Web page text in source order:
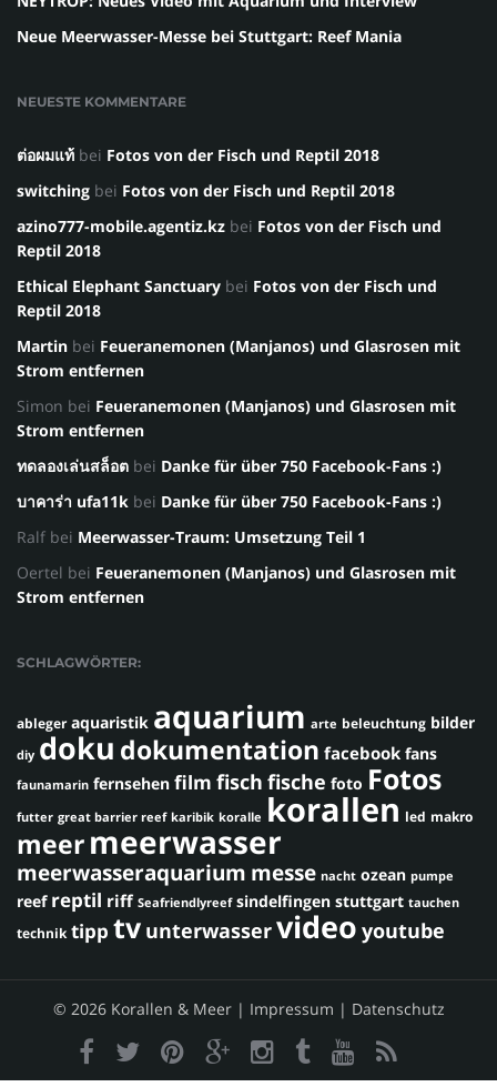
Neue Meerwasser-Messe bei Stuttgart: Reef Mania
NEUESTE KOMMENTARE
ต่อผมแท้ bei Fotos von der Fisch und Reptil 2018
switching bei Fotos von der Fisch und Reptil 2018
azino777-mobile.agentiz.kz bei Fotos von der Fisch und
Reptil 2018
Ethical Elephant Sanctuary bei Fotos von der Fisch und
Reptil 2018
Martin bei Feueranemonen (Manjanos) und Glasrosen mit
Strom entfernen
Simon bei Feueranemonen (Manjanos) und Glasrosen mit
Strom entfernen
ทดลองเล่นสล็อต bei Danke für über 750 Facebook-Fans :)
บาคาร่า ufa11k bei Danke für über 750 Facebook-Fans :)
Ralf bei Meerwasser-Traum: Umsetzung Teil 1
Oertel bei Feueranemonen (Manjanos) und Glasrosen mit
Strom entfernen
SCHLAGWÖRTER:
ableger aquaristik aquarium arte beleuchtung bilder
diy doku dokumentation facebook fans
faunamarin fernsehen film fisch fische foto Fotos
futter great barrier reef karibik koralle korallen led makro
meermeerwasser
meerwasseraquarium messe nacht ozean pumpe
reef reptil riff Seafriendlyreef sindelfingen stuttgart tauchen
technik tipp tv unterwasservideo youtube
© 2026 Korallen & Meer | Impressum | Datenschutz